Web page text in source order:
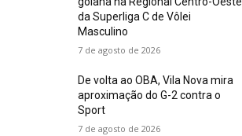
da Superliga C de Vôlei
Masculino
7 de agosto de 2026
De volta ao OBA, Vila Nova mira
aproximação do G-2 contra o
Sport
7 de agosto de 2026